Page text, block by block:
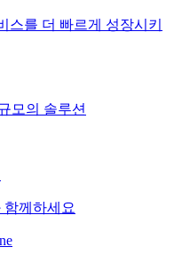
스를 더 빠르게 성장시키
모의 솔루션
함께하세요